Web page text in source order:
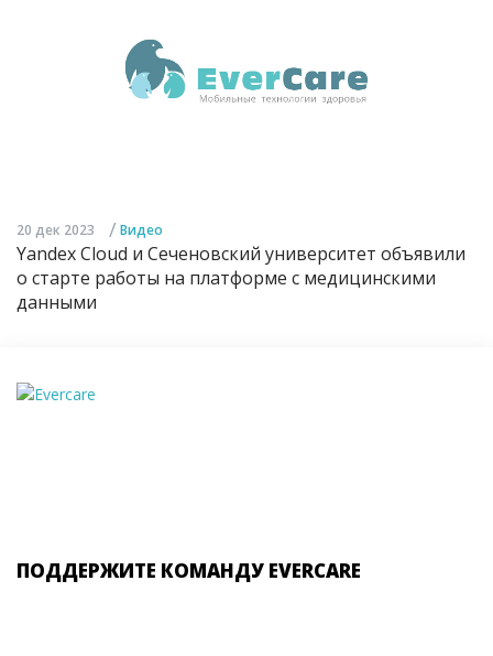
20 дек 2023 / Видео
Yandex Cloud и Сеченовский университет объявили
о старте работы на платформе с медицинскими
данными
ПОДДЕРЖИТЕ КОМАНДУ EVERCARE